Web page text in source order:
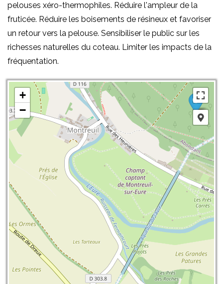
pelouses xéro-thermophiles. Réduire l'ampleur de la
fruticée. Réduire les boisements de résineux et favoriser
un retour vers la pelouse. Sensibiliser le public sur les
richesses naturelles du coteau. Limiter les impacts de la
fréquentation.
+
−